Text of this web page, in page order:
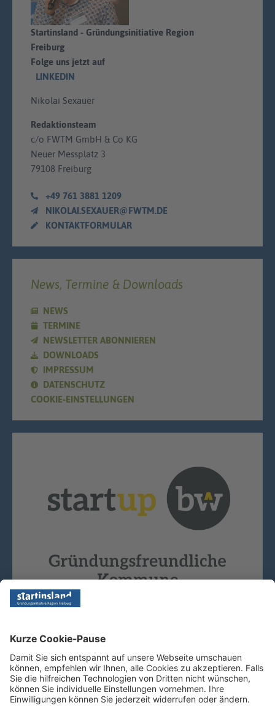
Startinsland - Gründungsinitiative Region
Freiburg
Folge uns jetzt auf
LINKEDIN
Nikolai Sexauer
Redaktionsteam
c/o FWTM GmbH & Co KG
Neuer Messplatz 3
79108 Freiburg
+49 761 3881 1209
NIKOLAI.SEXAUER@FWTM.DE
KONTAKTFORMULAR
News, Termine & Downloads
NEWS
TERMINE
NEWSLETTER ABONNIEREN
DOWNLOADS
IMPRESSUM
DATENSCHUTZ
COOKIE-EINSTELLUNGEN
Copyright © 2026 - Startinsland. Alle Rechte vorbehalten